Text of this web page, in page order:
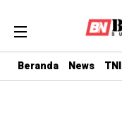
Beranda News TNI